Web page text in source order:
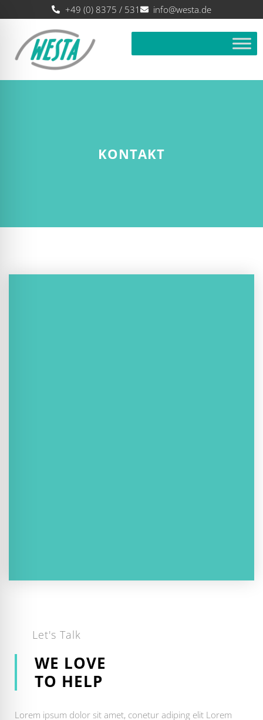
+49 (0) 8375 / 531 info@westa.de
KONTAKT
Let's Talk
WE LOVE
TO HELP
Lorem ipsum dolor sit amet, conetur adiping elit Lorem